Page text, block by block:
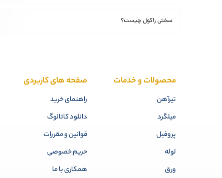
سختی راکول چیست؟
محصولات و خدمات
تیرآهن
میلگرد
پروفیل
لوله
ورق
صفحه های کاربردی
راهنمای خرید
دانلود کاتالوگ
قوانین و مقررات
حریم خصوصی
همکاری با ما